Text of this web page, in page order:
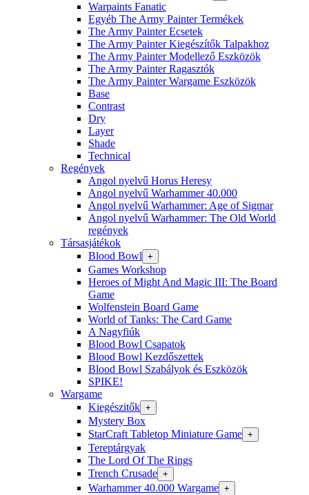
Warpaints Fanatic
Egyéb The Army Painter Termékek
The Army Painter Ecsetek
The Army Painter Kiegészítők Talpakhoz
The Army Painter Modellező Eszközök
The Army Painter Ragasztók
The Army Painter Wargame Eszközök
Base
Contrast
Dry
Layer
Shade
Technical
Regények
Angol nyelvű Horus Heresy
Angol nyelvű Warhammer 40.000
Angol nyelvű Warhammer: Age of Sigmar
Angol nyelvű Warhammer: The Old World
regények
Társasjátékok
Blood Bowl +
Games Workshop
Heroes of Might And Magic III: The Board
Game
Wolfenstein Board Game
World of Tanks: The Card Game
A Nagyfiúk
Blood Bowl Csapatok
Blood Bowl Kezdőszettek
Blood Bowl Szabályok és Eszközök
SPIKE!
Wargame
Kiegészitők +
Mystery Box
StarCraft Tabletop Miniature Game +
Tereptárgyak
The Lord Of The Rings
Trench Crusade +
Warhammer 40.000 Wargame +